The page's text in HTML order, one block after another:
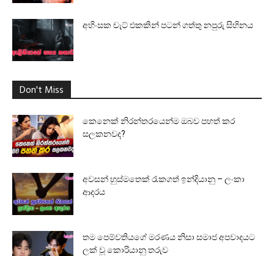
අහිංසක චැට් එකකින් පටන් ගත්තු නපුරු සිහිනය
Don't Miss
කෙනෙක් නිරන්තරයෙන්ම ඔබව පහත් කර
සලකනවද?
අවසන් හුස්මතෙක් රැකගත් ඉන්දියානු – ලංකා
ආදරය
තම පෙම්වතියගේ මරණය නිසා සමාජ අපවාදයට
ලක් වූ කොරියානු තරුව